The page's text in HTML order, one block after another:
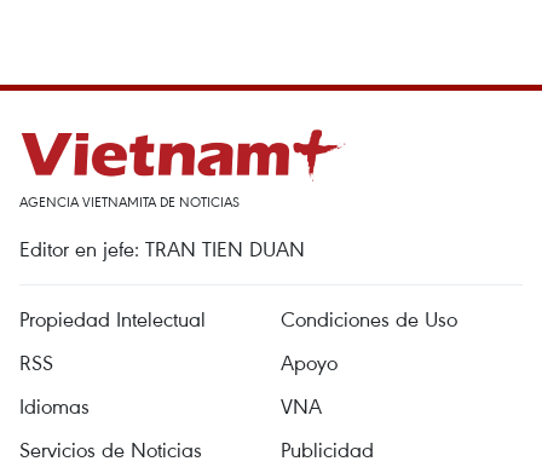
AGENCIA VIETNAMITA DE NOTICIAS
Editor en jefe: TRAN TIEN DUAN
Propiedad Intelectual
Condiciones de Uso
RSS
Apoyo
Idiomas
VNA
Servicios de Noticias
Publicidad